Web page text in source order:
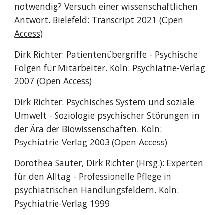
notwendig? Versuch einer wissenschaftlichen
Antwort. Bielefeld: Transcript 2021(Open
Access)
Dirk Richter: Patientenübergriffe - Psychische
Folgen für Mitarbeiter. Köln: Psychiatrie-Verlag
2007(Open Access)
Dirk Richter: Psychisches System und soziale
Umwelt - Soziologie psychischer Störungen in
der Ära der Biowissenschaften. Köln:
Psychiatrie-Verlag 2003(Open Access)
Dorothea Sauter, Dirk Richter (Hrsg.): Experten
für den Alltag - Professionelle Pflege in
psychiatrischen Handlungsfeldern. Köln:
Psychiatrie-Verlag 1999